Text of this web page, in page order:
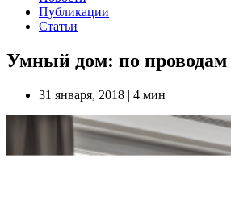
Публикации
Статьи
Умный дом: по проводам
31 января, 2018 | 4 мин |